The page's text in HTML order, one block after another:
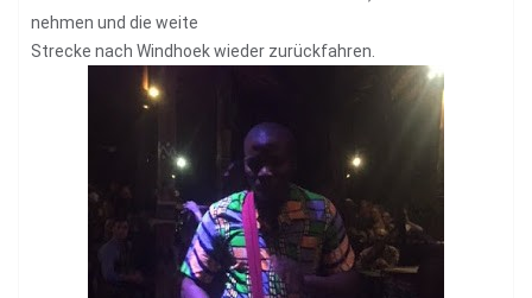
nehmen und die weite
Strecke nach Windhoek wieder zurückfahren.